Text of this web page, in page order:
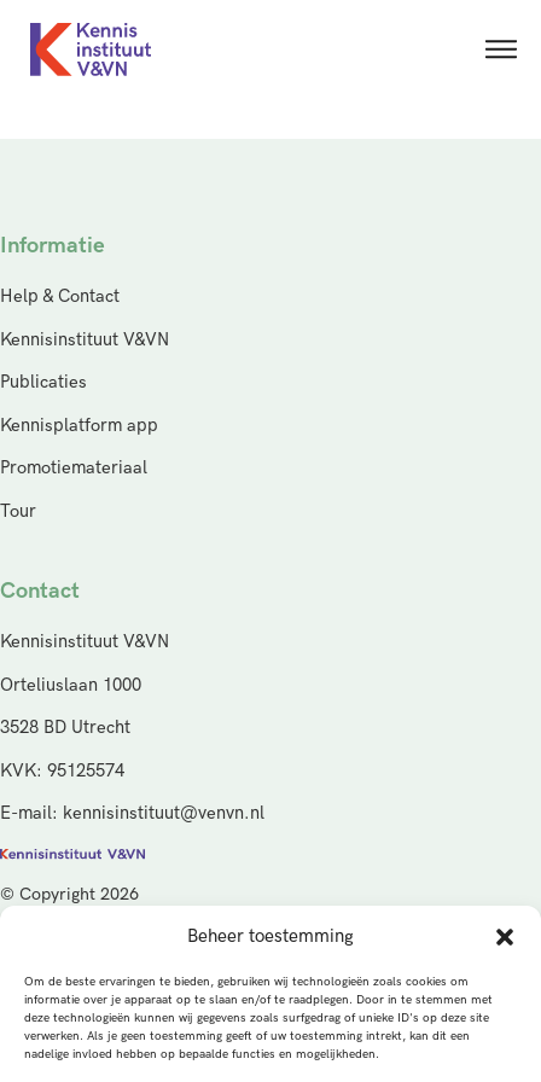
Beheer toestemming
Om de beste ervaringen te bieden, gebruiken wij technologieën zoals cookies om
informatie over je apparaat op te slaan en/of te raadplegen. Door in te stemmen met
deze technologieën kunnen wij gegevens zoals surfgedrag of unieke ID's op deze site
verwerken. Als je geen toestemming geeft of uw toestemming intrekt, kan dit een
nadelige invloed hebben op bepaalde functies en mogelijkheden.
Informatie
Help & Contact
Kennisinstituut V&VN
Publicaties
Kennisplatform app
Promotiemateriaal
Tour
Contact
Kennisinstituut V&VN
Orteliuslaan 1000
3528 BD Utrecht
KVK: 95125574
E-mail: kennisinstituut@venvn.nl
© Copyright 2026
De activiteiten van het Kennisinstituut V&VN worden gefinancierd
vanuit de kwaliteitsgelden van het ministerie van Volksgezondheid,
Welzijn en Sport (VWS), beheerd door ZonMw.
PrivacybeleidCookiesAlgemene voorwaarden